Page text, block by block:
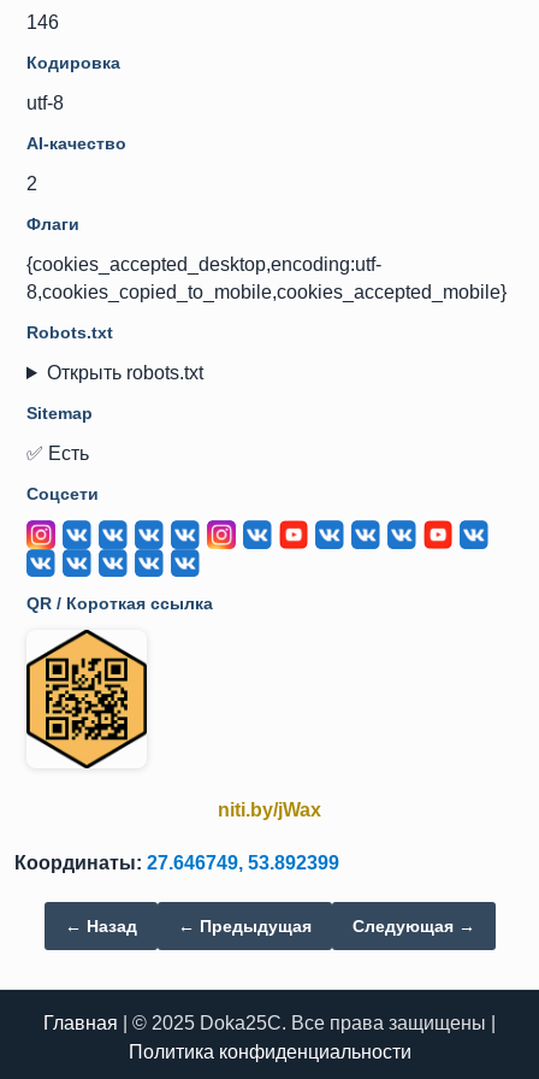
146
Кодировка
utf-8
AI-качество
2
Флаги
{cookies_accepted_desktop,encoding:utf-
8,cookies_copied_to_mobile,cookies_accepted_mobile}
Robots.txt
Открыть robots.txt
Sitemap
✅ Есть
Соцсети
QR / Короткая ссылка
niti.by/jWax
Координаты: 27.646749, 53.892399
← Назад ← Предыдущая Следующая →
Главная | © 2025 Doka25C. Все права защищены |
Политика конфиденциальности